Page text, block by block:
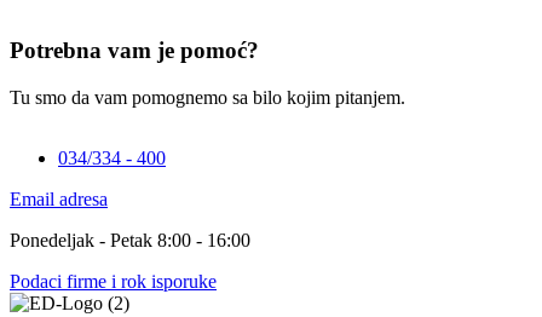
Potrebna vam je pomoć?
Tu smo da vam pomognemo sa bilo kojim pitanjem.
034/334 - 400
Email adresa
Ponedeljak - Petak 8:00 - 16:00
Podaci firme i rok isporuke